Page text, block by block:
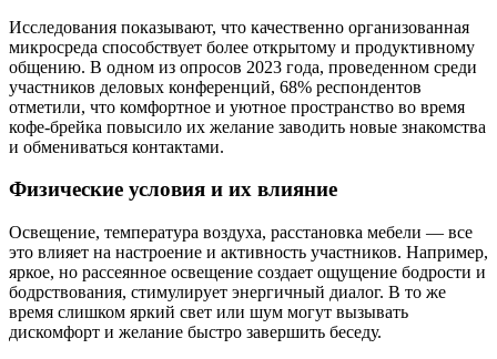
Исследования показывают, что качественно организованная
микросреда способствует более открытому и продуктивному
общению. В одном из опросов 2023 года, проведенном среди
участников деловых конференций, 68% респондентов
отметили, что комфортное и уютное пространство во время
кофе-брейка повысило их желание заводить новые знакомства
и обмениваться контактами.
Физические условия и их влияние
Освещение, температура воздуха, расстановка мебели — все
это влияет на настроение и активность участников. Например,
яркое, но рассеянное освещение создает ощущение бодрости и
бодрствования, стимулирует энергичный диалог. В то же
время слишком яркий свет или шум могут вызывать
дискомфорт и желание быстро завершить беседу.